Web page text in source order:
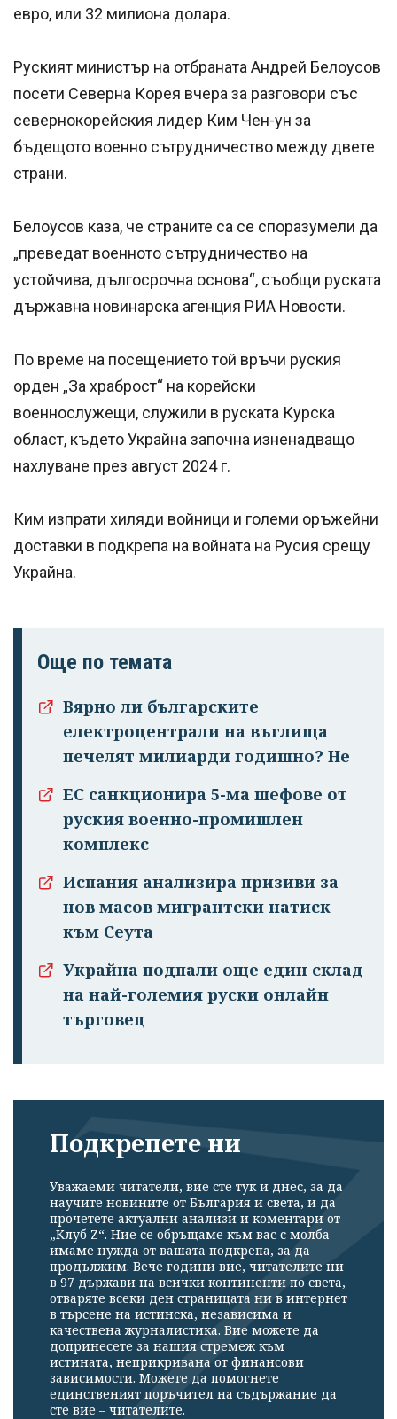
евро, или 32 милиона долара.
Руският министър на отбраната Андрей Белоусов
посети Северна Корея вчера за разговори със
севернокорейския лидер Ким Чен-ун за
бъдещото военно сътрудничество между двете
страни.
Белоусов каза, че страните са се споразумели да
„преведат военното сътрудничество на
устойчива, дългосрочна основа“, съобщи руската
държавна новинарска агенция РИА Новости.
По време на посещението той връчи руския
орден „За храброст“ на корейски
военнослужещи, служили в руската Курска
област, където Украйна започна изненадващо
нахлуване през август 2024 г.
Ким изпрати хиляди войници и големи оръжейни
доставки в подкрепа на войната на Русия срещу
Украйна.
Още по темата
Вярно ли българските
електроцентрали на въглища
печелят милиарди годишно? Не
ЕС санкционира 5-ма шефове от
руския военно-промишлен
комплекс
Испания анализира призиви за
нов масов мигрантски натиск
към Сеута
Украйна подпали още един склад
на най-големия руски онлайн
търговец
Подкрепете ни
Уважаеми читатели, вие сте тук и днес, за да
научите новините от България и света, и да
прочетете актуални анализи и коментари от
„Клуб Z“. Ние се обръщаме към вас с молба –
имаме нужда от вашата подкрепа, за да
продължим. Вече години вие, читателите ни
в 97 държави на всички континенти по света,
отваряте всеки ден страницата ни в интернет
в търсене на истинска, независима и
качествена журналистика. Вие можете да
допринесете за нашия стремеж към
истината, неприкривана от финансови
зависимости. Можете да помогнете
единственият поръчител на съдържание да
сте вие – читателите.